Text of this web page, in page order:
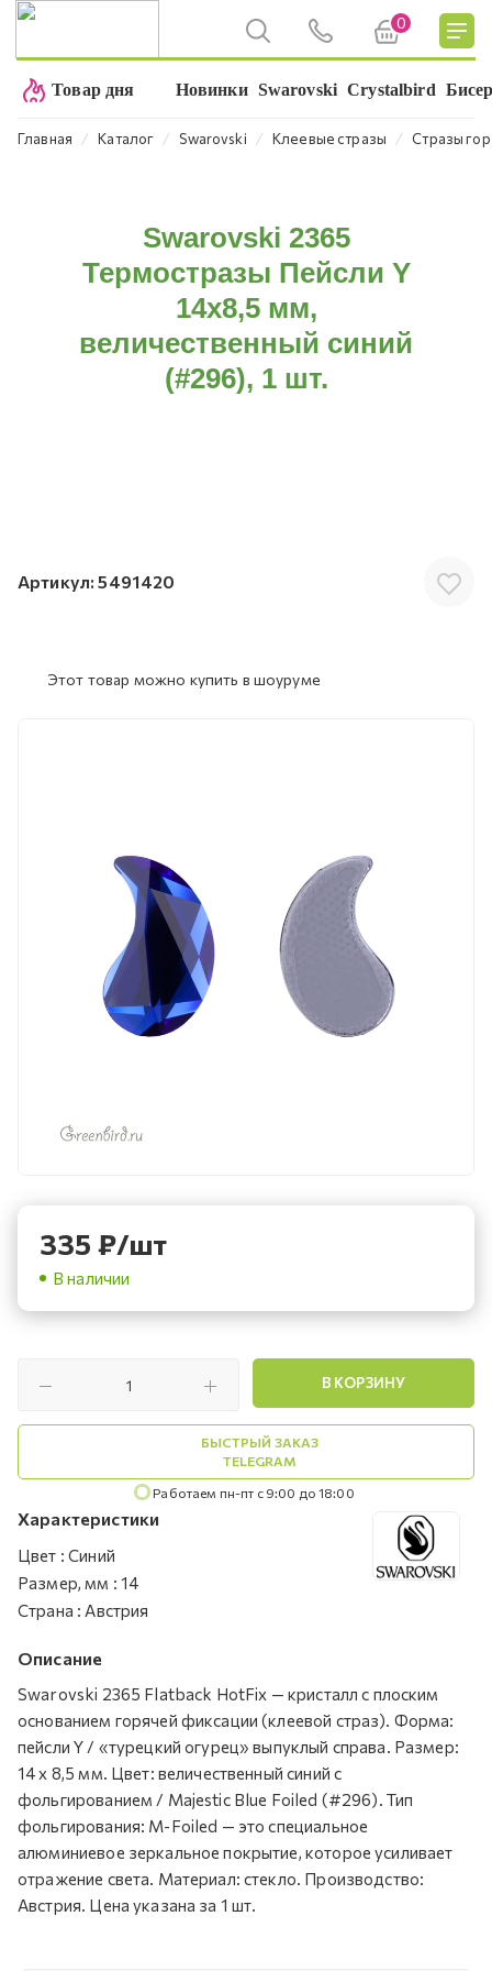
0
Товар дня Новинки Swarovski Crystalbird
Главная ⁄ Каталог ⁄ Swarovski ⁄ Клеевые стразы ⁄ Стразы
Swarovski 2365
Термостразы Пейсли Y
14х8,5 мм,
величественный синий
(#296), 1 шт.
Артикул: 5491420
Этот товар можно купить в шоуруме
335 ₽/шт
В наличии
В КОРЗИНУ
БЫСТРЫЙ ЗАКАЗ
TELEGRAM
Работаем пн-пт с 9:00 до 18:00
Характеристики
Цвет : Синий
Размер, мм : 14
Страна : Австрия
Описание
Swarovski 2365 Flatback HotFix — кристалл с плоским
основанием горячей фиксации (клеевой страз). Форма:
пейсли Y / «турецкий огурец» выпуклый справа. Размер:
14 х 8,5 мм. Цвет: величественный синий с
фольгированием / Majestic Blue Foiled (#296). Тип
фольгирования: M-Foiled — это специальное
алюминиевое зеркальное покрытие, которое усиливает
отражение света. Материал: стекло. Производство:
Австрия. Цена указана за 1 шт.